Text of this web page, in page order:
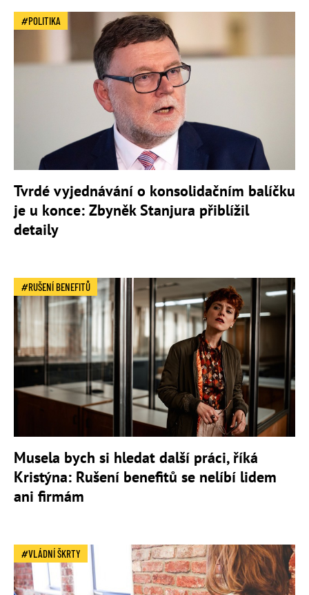
POLITIKA
Tvrdé vyjednávání o konsolidačním balíčku
je u konce: Zbyněk Stanjura přiblížil
detaily
RUŠENÍ BENEFITŮ
Musela bych si hledat další práci, říká
Kristýna: Rušení benefitů se nelíbí lidem
ani firmám
VLÁDNÍ ŠKRTY